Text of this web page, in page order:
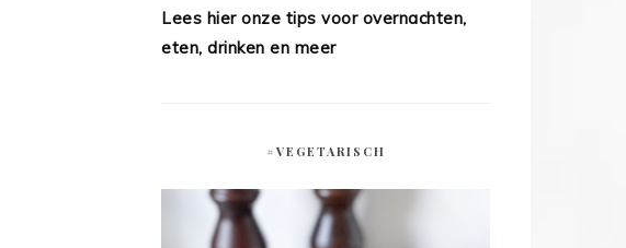
Lees hier onze tips voor overnachten,
eten, drinken en meer
#VEGETARISCH